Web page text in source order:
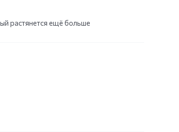
растянется ещё больше